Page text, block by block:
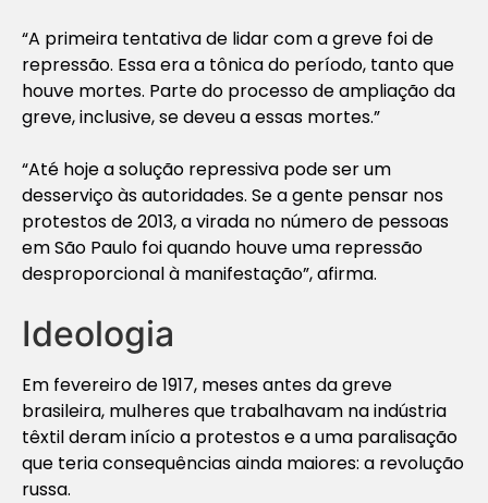
“A primeira tentativa de lidar com a greve foi de
repressão. Essa era a tônica do período, tanto que
houve mortes. Parte do processo de ampliação da
greve, inclusive, se deveu a essas mortes.”
“Até hoje a solução repressiva pode ser um
desserviço às autoridades. Se a gente pensar nos
protestos de 2013, a virada no número de pessoas
em São Paulo foi quando houve uma repressão
desproporcional à manifestação”, afirma.
Ideologia
Em fevereiro de 1917, meses antes da greve
brasileira, mulheres que trabalhavam na indústria
têxtil deram início a protestos e a uma paralisação
que teria consequências ainda maiores: a revolução
russa.